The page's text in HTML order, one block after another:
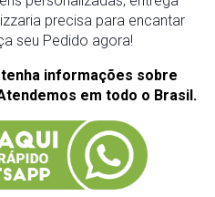
precisa para encantar
seu Pedido agora!
informações sobre
em todo o Brasil.